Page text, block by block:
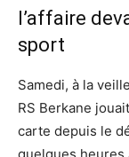
l’affaire
sport
Samedi, à la
RS Berkane
carte depuis le